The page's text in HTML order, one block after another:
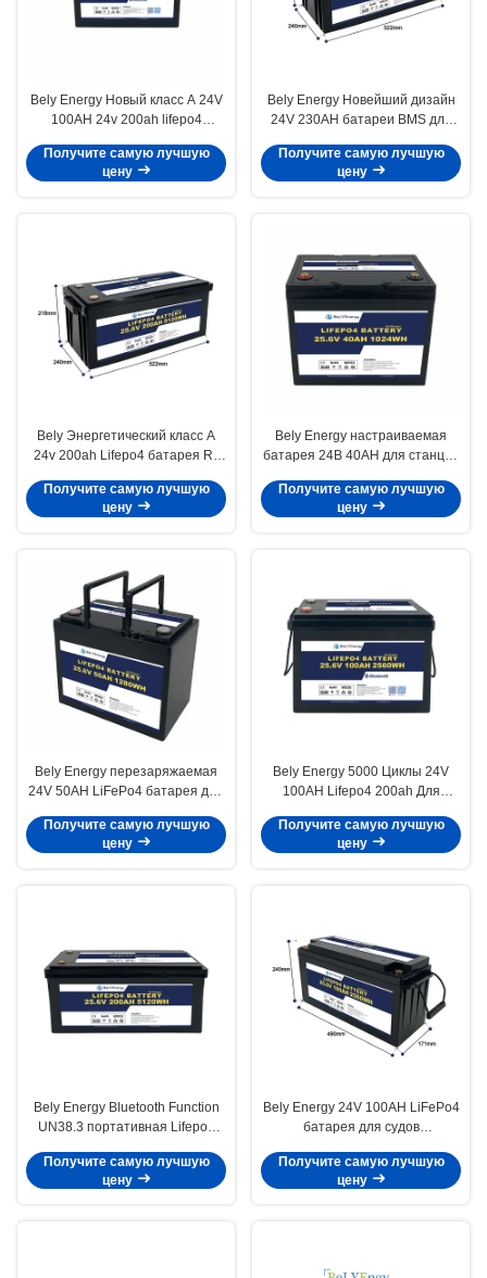
Bely Energy Новый класс A 24V
100AH 24v 200ah lifepo4
грузовиков
Получите самую лучшую
цену
Bely Energy Новейший дизайн
24V 230AH батареи BMS для
Получите самую лучшую
цену
Bely Энергетический класс A
24v 200ah Lifepo4 батарея Rv
батарея Глубокий цикл
Получите самую лучшую
цену
Bely Energy настраиваемая
батарея 24В 40AH для станции
Получите самую лучшую
цену
Bely Energy перезаряжаемая
24V 50AH LiFePo4 батарея для
медицинский RV
Получите самую лучшую
цену
Bely Energy 5000 Циклы 24V
100AH Lifepo4 200ah Для
Яхта EV
Получите самую лучшую
цену
Bely Energy Bluetooth Function
UN38.3 портативная Lifepo4
200ah
Получите самую лучшую
цену
Bely Energy 24V 100AH LiFePo4
батарея для судов
станция EV
Получите самую лучшую
цену